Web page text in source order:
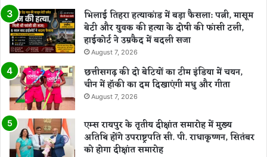
भिलाई तिहरा हत्याकांड में बड़ा फैसला: पत्नी, मासूम
बेटी और युवक की हत्या के दोषी की फांसी टली,
हाईकोर्ट ने उम्रकैद में बदली सजा
August 7, 2026
छत्तीसगढ़ की दो बेटियों का टीम इंडिया में चयन,
चीन में हॉकी का दम दिखाएंगी मधु और गीता
August 7, 2026
एम्स रायपुर के तृतीय दीक्षांत समारोह में मुख्य
अतिथि होंगे उपराष्ट्रपति सी. पी. राधाकृष्णन, सितंबर
को होगा दीक्षांत समारोह